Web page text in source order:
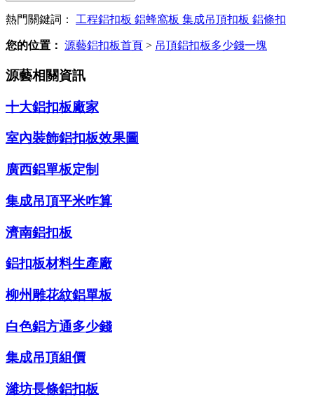
熱門關鍵詞： 工程鋁扣板 鋁蜂窩板 集成吊頂扣板 鋁條扣
您的位置： 源藝鋁扣板首頁 > 吊頂鋁扣板多少錢一塊
源藝相關資訊
十大鋁扣板廠家
室內裝飾鋁扣板效果圖
廣西鋁單板定制
集成吊頂平米咋算
濟南鋁扣板
鋁扣板材料生產廠
柳州雕花紋鋁單板
白色鋁方通多少錢
集成吊頂組價
濰坊長條鋁扣板